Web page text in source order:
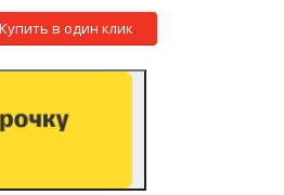
Купить в один клик